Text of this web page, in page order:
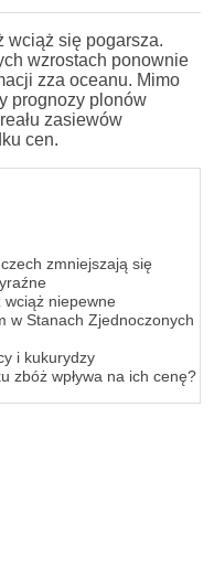
wciąż się pogarsza.
wzrostach ponownie
zza oceanu. Mimo
prognozy plonów
zasiewów
cen.
zmniejszają się
niepewne
w Stanach Zjednoczonych
i kukurydzy
zbóż wpływa na ich cenę?